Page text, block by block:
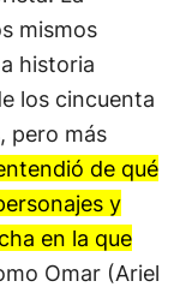
mismos
historia
los cincuenta
pero más
de qué
y
en la que
Omar (Ariel